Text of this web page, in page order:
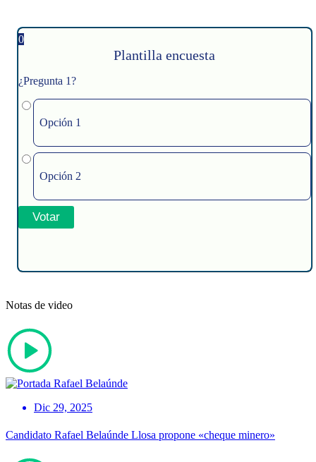
0
Plantilla encuesta
¿Pregunta 1?
Opción 1
Opción 2
Notas de video
Dic 29, 2025
Candidato Rafael Belaúnde Llosa propone «cheque minero»